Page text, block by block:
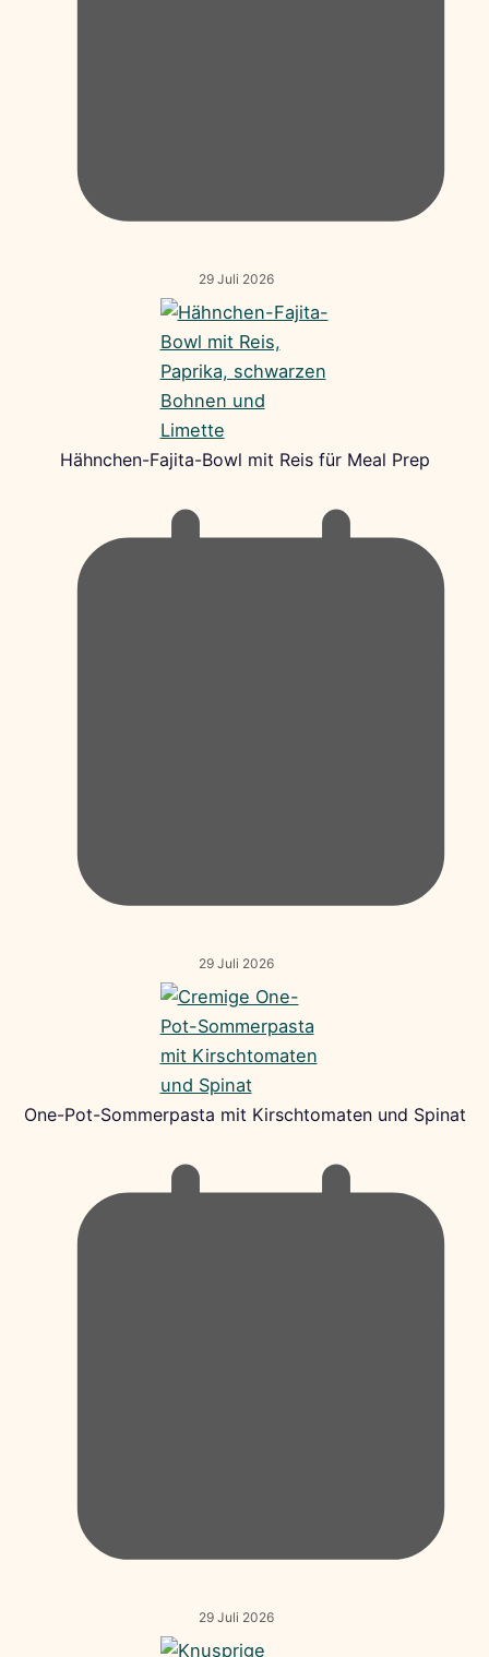
29 Juli 2026
Hähnchen-Fajita-Bowl mit Reis für Meal Prep
29 Juli 2026
One-Pot-Sommerpasta mit Kirschtomaten und Spinat
29 Juli 2026